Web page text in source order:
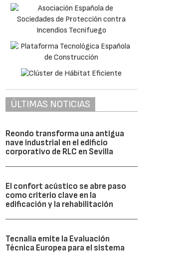
ÚLTIMAS NOTICIAS
Reondo transforma una antigua
nave industrial en el edificio
corporativo de RLC en Sevilla
El confort acústico se abre paso
como criterio clave en la
edificación y la rehabilitación
Tecnalia emite la Evaluación
Técnica Europea para el sistema